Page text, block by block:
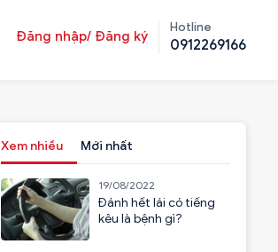
Đăng nhập/ Đăng ký
Hotline
0912269166
Xem nhiều Mới nhất
19/08/2022
Đánh hết lái có tiếng
kêu là bệnh gì?